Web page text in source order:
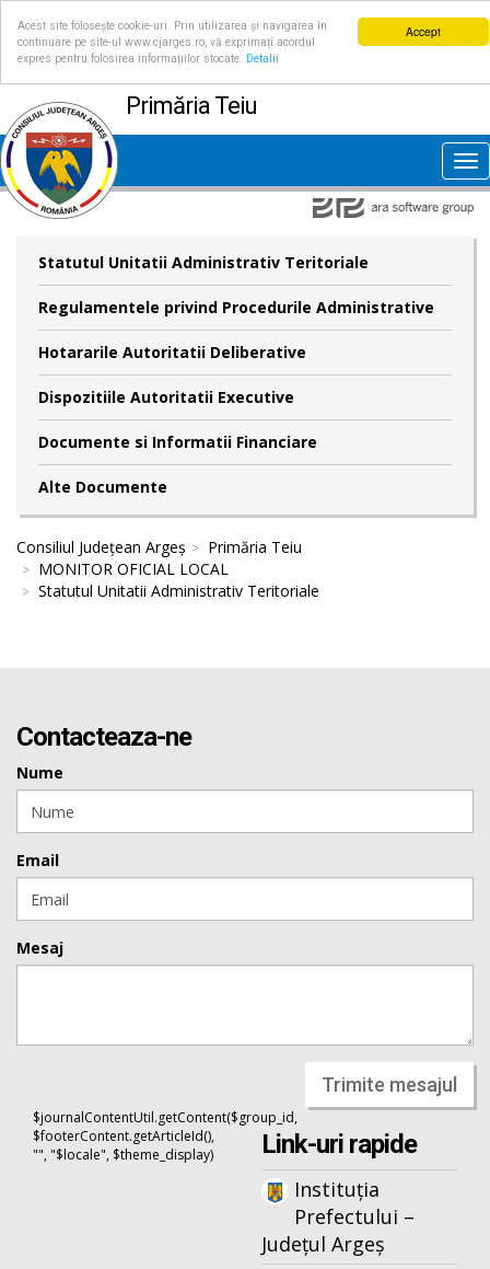
Accept
Acest site folosește cookie-uri. Prin utilizarea și navigarea în
continuare pe site-ul www.cjarges.ro, vă exprimați acordul
expres pentru folosirea informațiilor stocate.
Detalii
Primăria Teiu
Statutul Unitatii Administrativ Teritoriale
Regulamentele privind Procedurile Administrative
Hotararile Autoritatii Deliberative
Dispozitiile Autoritatii Executive
Documente si Informatii Financiare
Alte Documente
Consiliul Județean Argeș
Primăria Teiu
MONITOR OFICIAL LOCAL
Statutul Unitatii Administrativ Teritoriale
Contacteaza-ne
Nume
Email
Mesaj
Trimite mesajul
$journalContentUtil.getContent($group_id,
$footerContent.getArticleId(),
"", "$locale", $theme_display)
Link-uri rapide
Instituția
Prefectului –
Județul Argeș